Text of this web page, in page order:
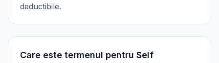
deductibile.
Care este termenul pentru Self